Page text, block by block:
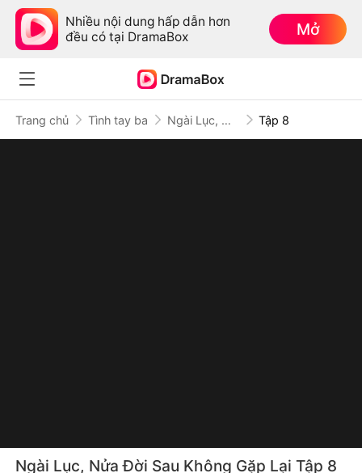
Nhiều nội dung hấp dẫn hơn
đều có tại DramaBox
Mở
Trang chủ Tình tay ba Ngài Lục, Nửa Đời Sau Không Gặp Lại Tập 8
Ngài Lục, Nửa Đời Sau Không Gặp Lại Tập 8